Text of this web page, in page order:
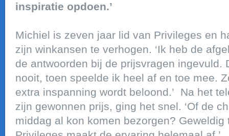
inspiratie opdoen.’
Michiel is zeven jaar lid van Privileges en
zijn winkansen te verhogen. ‘Ik heb de
de antwoorden bij de prijsvragen ingevuld.
nooit, toen speelde ik heel af en toe mee.
extra inspanning wordt beloond.’ Na het
zijn gewonnen prijs, ging het snel. ‘Of de
middag al kon komen bezorgen?